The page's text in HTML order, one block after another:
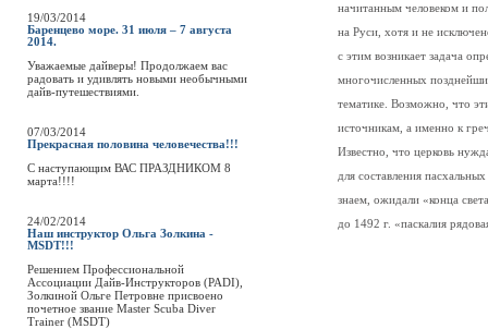
19/03/2014
Баренцево море. 31 июля – 7 августа
2014.
Уважаемые дайверы! Продолжаем вас
радовать и удивлять новыми необычными
дайв-путешествиями.
07/03/2014
Прекрасная половина человечества!!!
C наступающим ВАС ПРАЗДНИКОМ 8
марта!!!!
24/02/2014
Наш инструктор Ольга Золкина -
MSDT!!!
Решением Профессиональной
Ассоциации Дайв-Инструкторов (PADI),
Золкиной Ольге Петровне присвоено
почетное звание Master Scuba Diver
Trainer (MSDT)
начитанным человеком и
на Руси, хотя и не
с этим возникает задача
многочисленных
тематике. Возможно, что
источникам, а именно к
Известно, что церковь
для составления
знаем, ожидали «конца
до 1492 г. «паскалия